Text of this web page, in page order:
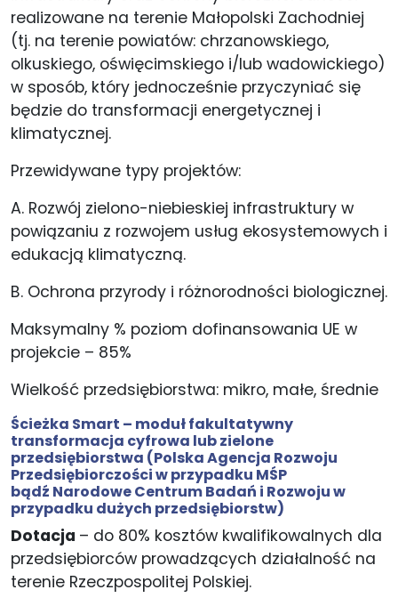
realizowane na terenie Małopolski Zachodniej
(tj. na terenie powiatów: chrzanowskiego,
olkuskiego, oświęcimskiego i/lub wadowickiego)
w sposób, który jednocześnie przyczyniać się
będzie do transformacji energetycznej i
klimatycznej.
Przewidywane typy projektów:
A. Rozwój zielono-niebieskiej infrastruktury w
powiązaniu z rozwojem usług ekosystemowych i
edukacją klimatyczną.
B. Ochrona przyrody i różnorodności biologicznej.
Maksymalny % poziom dofinansowania UE w
projekcie – 85%
Wielkość przedsiębiorstwa: mikro, małe, średnie
Ścieżka Smart – moduł fakultatywny
transformacja cyfrowa lub zielone
przedsiębiorstwa (Polska Agencja Rozwoju
Przedsiębiorczościw przypadku MŚP
bądź Narodowe Centrum Badań i Rozwojuw
przypadku dużych przedsiębiorstw)
Dotacja – do 80% kosztów kwalifikowalnych dla
przedsiębiorców prowadzących działalność na
terenie Rzeczpospolitej Polskiej.